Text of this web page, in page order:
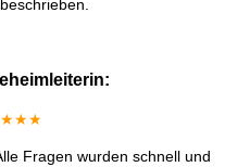
Fragen wurden schnell und